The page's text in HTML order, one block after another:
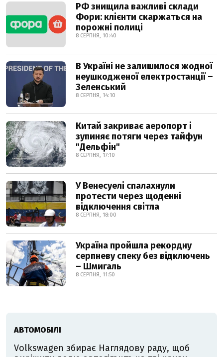
РФ знищила важливі склади
Фори: клієнти скаржаться на
порожні полиці
8 СЕРПНЯ, 10:40
В Україні не залишилося жодної
неушкодженої електростанції –
Зеленський
8 СЕРПНЯ, 14:10
Китай закриває аеропорт і
зупиняє потяги через тайфун
"Дельфін"
8 СЕРПНЯ, 17:10
У Венесуелі спалахнули
протести через щоденні
відключення світла
8 СЕРПНЯ, 18:00
Україна пройшла рекордну
серпневу спеку без відключень
– Шмигаль
8 СЕРПНЯ, 11:50
АВТОМОБІЛІ
Volkswagen збирає Наглядову раду, щоб